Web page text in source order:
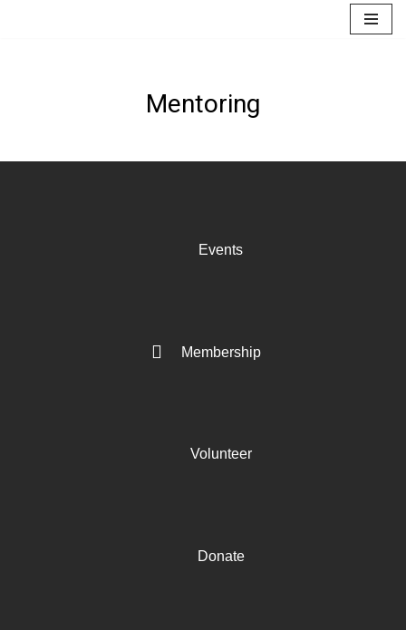
Mentoring
Events
Membership
Volunteer
Donate